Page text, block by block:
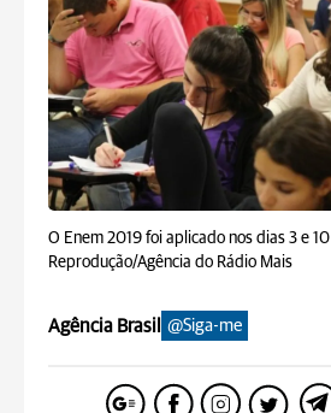
O Enem 2019 foi aplicado nos dias 3 e
Reprodução/Agência do Rádio Mais
Agência Brasil @Siga-me